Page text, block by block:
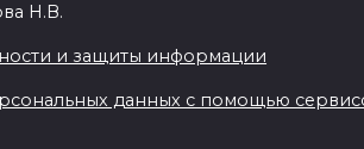
Н.В.
и защиты информации
данных с помощью